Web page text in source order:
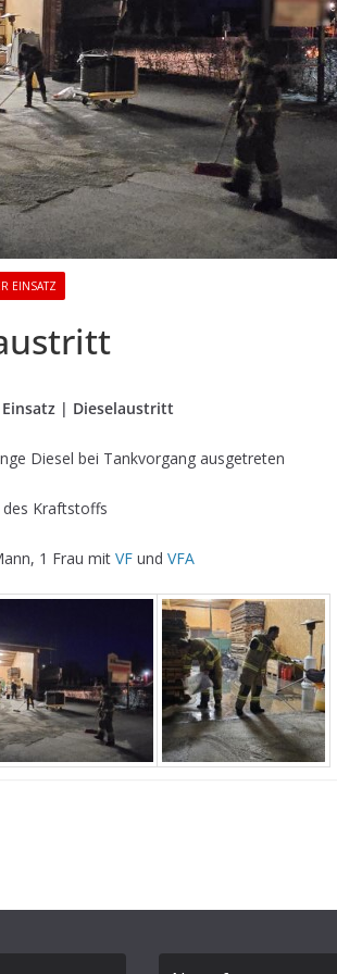
EINSATZ
| Dieselaustritt
Diesel bei Tankvorgang ausgetreten
des Kraftstoffs
1 Frau mit VF und VFA